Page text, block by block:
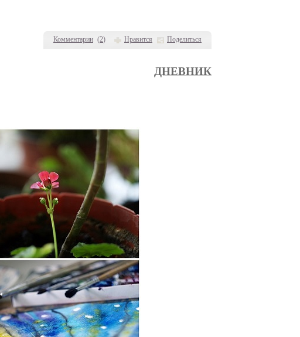
Комментарии (2) Нравится Поделиться
ДНЕВНИК